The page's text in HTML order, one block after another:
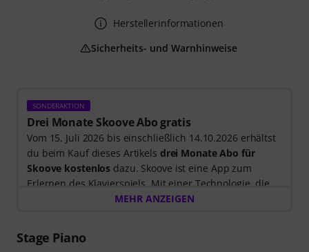
SONDERAKTION
Drei Monate Skoove Abo gratis
Vom 15. Juli 2026 bis einschließlich 14.10.2026 erhältst
du beim Kauf dieses Artikels drei Monate Abo für
Skoove kostenlos dazu. Skoove ist eine App zum
Erlernen des Klavierspiels. Mit einer Technologie, die
dir beim Spielen zuhört, und Lektionen, die von
den Freischaltcode automatisch per E-Mail zugesendet.
MEHR ANZEIGEN
Stage Piano
Herstellerinformationen
Sicherheits- und Warnhinweise